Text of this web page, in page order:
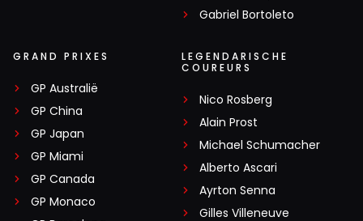
Gabriel Bortoleto
GRAND PRIXES
GP Australië
GP China
GP Japan
GP Miami
GP Canada
GP Monaco
LEGENDARISCHE
COUREURS
Nico Rosberg
Alain Prost
Michael Schumacher
Alberto Ascari
Ayrton Senna
Gilles Villeneuve